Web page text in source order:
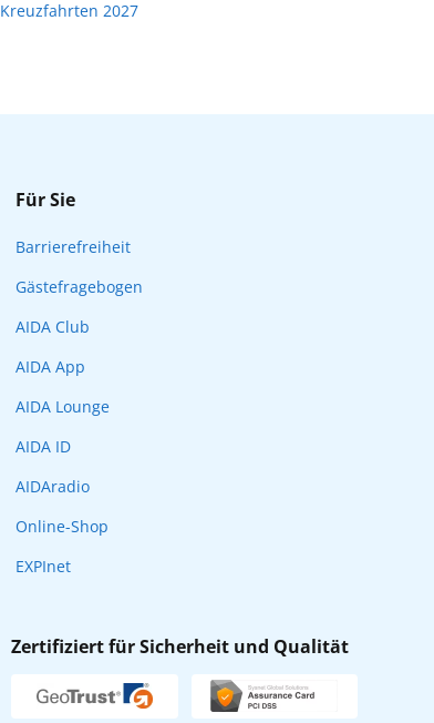
Kreuzfahrten 2027
Für Sie
Barrierefreiheit
Gästefragebogen
AIDA Club
AIDA App
AIDA Lounge
AIDA ID
AIDAradio
Online-Shop
EXPInet
Zertifiziert für Sicherheit und Qualität